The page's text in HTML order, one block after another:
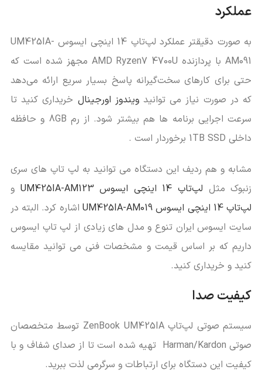
عملکرد
به صورت دقیقتر عملکرد لپ‌تاپ 14 اینچی ایسوس UM425IA-
AM091 با پردازنده‌ AMD Ryzen7 4700U مجهز شده است که
حتی برای کارهای سخت‌گیرانه پاسخ بسیار سریع ارائه می‌دهد
که در صورت نیاز می توانیدویندوز اورجینال خریداری کنید تا
سرعت اجرایی برنامه ها هم بیشتر شود. از رم 8GB و حافظه
داخلی 1TB SSD برخوردار است .
مشابه و هم ردیف این دستگاه می توانید به لپ تاپ های سری
زنبوک مثل لپ‌تاپ 14 اینچی ایسوس UM425IA-AM123
و
لپ‌تاپ 14 اینچی ایسوس UM425IA-AM019
اشاره کرد. البته در
سایت ایسوس ایران تنوع و مدل های زیادی از لپ تاپ ایسوس
داریم که بر اساس قیمت و مشخصات فنی می توانید مقایسه
کنید و خریداری کنید.
کیفیت صدا
سیستم صوتی لپ‌تاپ ZenBook UM425IA توسط متخصصان
صوتی Harman/Kardon تهیه شده است تا از صدای شفاف و با
کیفیت این دستگاه برای ارتباطات و سرگرمی لذت ببرید.